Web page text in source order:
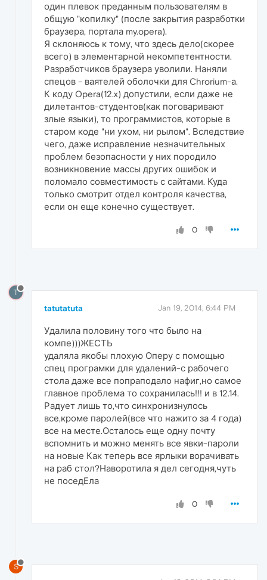
один плевок преданным пользователям в
общую "копилку" (после закрытия разработки
браузера, портала my.opera).
Я склоняюсь к тому, что здесь дело(скорее
всего) в элементарной некомпетентности.
Разработчиков браузера уволили. Наняли
спецов - ваятелей оболочки для Chrorium-а.
К коду Opera(12.x) допустили, если даже не
дилетантов-студентов(как поговаривают
злые языки), то программистов, которые в
старом коде "ни ухом, ни рылом". Вследствие
чего, даже исправление незначительных
проблем безопасности у них породило
возникновение массы других ошибок и
поломало совместимость с сайтами. Куда
только смотрит отдел контроля качества,
если он еще конечно существует.
0
T
tatutatuta Jan 19, 2014, 6:44 PM
Удалила половину того что было на
компе)))ЖЕСТЬ
удаляла якобы плохую Оперу с помощью
спец програмки для удалений-с рабочего
стола даже все попраподало нафиг,но самое
главное проблема то сохранилась!!! и в 12.14.
Радует лишь то,что синхронизнулось
все,кроме паролей(все что нажито за 4 года)
все на месте.Осталось еще одну почту
вспомнить и можно менять все явки-пароли
на новые Как теперь все ярлыки ворачивать
на раб стол?Наворотила я дел сегодня,чуть
не поседЕла
0
S